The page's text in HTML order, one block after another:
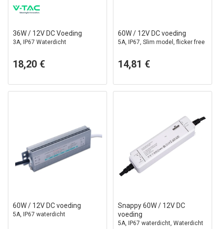
36W / 12V DC Voeding
3A, IP67 Waterdicht
18,20 €
60W / 12V DC voeding
5A, IP67, Slim model, flicker free
14,81 €
60W / 12V DC voeding
5A, IP67 waterdicht
Snappy 60W / 12V DC
voeding
5A, IP67 waterdicht, Waterdicht